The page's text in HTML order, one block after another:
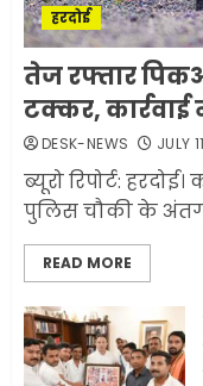
3
हरदोई
तेज रफ्तार
टक्कर, कार्रवाई
DESK-NEWS JULY
ब्यूरो रिपोर्ट:
पुलिस चौकी के
READ MORE